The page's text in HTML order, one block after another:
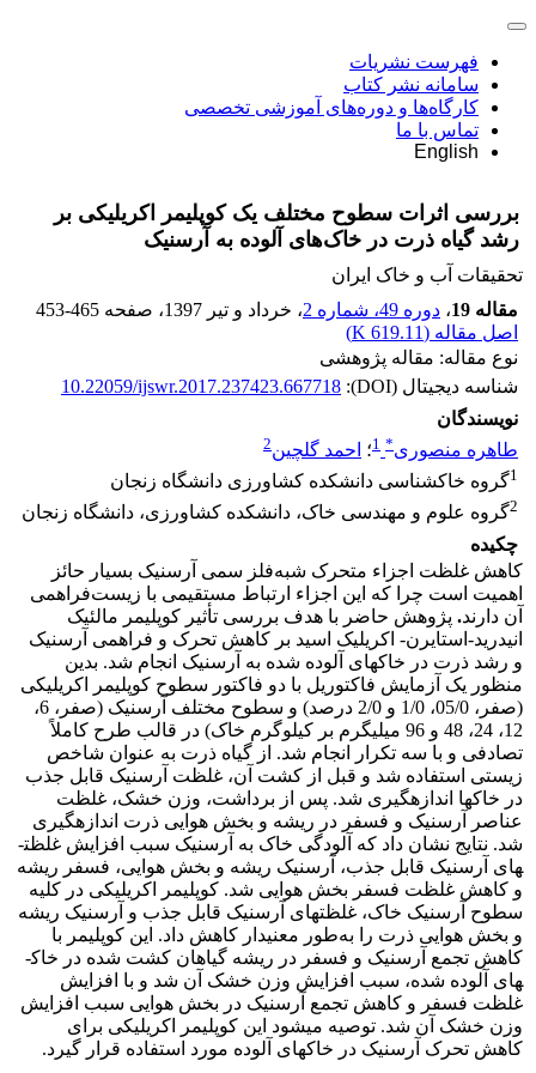
فهرست نشریات
سامانه نشر کتاب
کارگاه‌ها و دوره‌های آموزشی تخصصی
تماس با ما
English
بررسی اثرات سطوح مختلف یک کوپلیمر اکریلیکی بر
رشد گیاه ذرت در خاک‌های آلوده به آرسنیک
تحقیقات آب و خاک ایران
مقاله 19
، دوره 49، شماره 2 ، خرداد و تیر 1397 ، صفحه 453-465
اصل مقاله (619.11 K
)
نوع مقاله: مقاله پژوهشی
شناسه دیجیتال (DOI):
10.22059/ijswr.2017.237423.667718
نویسندگان
طاهره منصوری*
1؛ احمد گلچین2
1گروه خاکشناسی دانشکده کشاورزی دانشگاه زنجان
2گروه علوم و مهندسی خاک، دانشکده کشاورزی، دانشگاه زنجان
چکیده
کاهش غلظت اجزاء متحرک شبه‌فلز سمی آرسنیک بسیار حائز
اهمیت است چرا که این اجزاء ارتباط مستقیمی با زیست‌فراهمی
آن دارند. پژوهش حاضر با هدف بررسی تأثیر کوپلیمر مالئیک
انیدرید-استایرن- اکریلیک اسید بر کاهش تحرک و ­فراهمی آرسنیک
و رشد ذرت در خاک­های­ آلوده شده به آرسنیک انجام شد. بدین
منظور یک آزمایش فاکتوریل با دو فاکتور سطوح کوپلیمر اکریلیکی
(صفر، 05/0، 1/0 و 2/0 درصد) و سطوح مختلف آرسنیک (صفر، 6،
12، 24، 48 و 96 میلی­گرم بر کیلوگرم خاک) در قالب طرح کاملاً
تصادفی و با سه تکرار انجام شد. از گیاه ذرت به عنوان شاخص
زیستی استفاده شد و قبل از کشت آن، غلظت آرسنیک قابل جذب
در خاک­ها اندازه­گیری شد. پس از برداشت، وزن خشک، غلظت
عناصر آرسنیک و فسفر در ریشه و بخش هوایی ذرت اندازه­گیری
شد. نتایج نشان داد که آلودگی خاک به آرسنیک سبب افزایش غلظت­
های آرسنیک قابل جذب، آرسنیک ریشه و بخش هوایی، فسفر ریشه
و کاهش غلظت فسفر بخش هوایی شد. کوپلیمر اکریلیکی در کلیه
سطوح آرسنیک خاک، غلظت­های آرسنیک قابل جذب و آرسنیک ریشه
و بخش هوایی ذرت را به‌طور معنی­دار کاهش داد. این کوپلیمر با
کاهش تجمع آرسنیک و فسفر در ریشه گیاهان کشت شده در خاک­
های آلوده شده، سبب افزایش وزن خشک آن شد و با افزایش
غلظت فسفر و کاهش تجمع آرسنیک در بخش هوایی سبب افزایش
وزن خشک آن شد. توصیه می­شود این کوپلیمر اکریلیکی برای
کاهش تحرک آرسنیک در خاک­های آلوده مورد استفاده قرار گیرد.